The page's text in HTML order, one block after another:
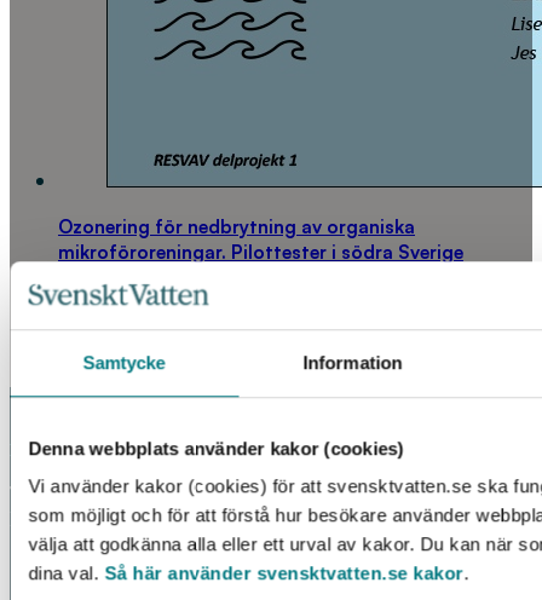
Samtycke Information
Denna webbplats använder kakor (cookies)
Vi använder kakor (cookies) för att svensktvatten.se ska
som möjligt och för att förstå hur besökare använder
välja att godkänna alla eller ett urval av kakor. Du kan när
dina val. Så här använder svensktvatten.se kakor.
Ozonering för nedbrytning av organiska
mikroföroreningar. Pilottester i södra Sverige
LÄS MER
KONTAKT
Telefon: 08 – 506 002 90
E-post: vattenbokhandeln@exacta.se